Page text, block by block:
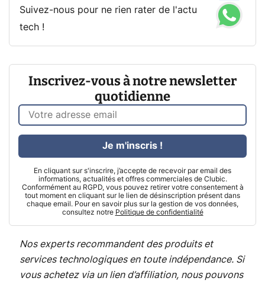
Suivez-nous pour ne rien rater de l'actu
tech !
Inscrivez-vous à notre newsletter
quotidienne
En cliquant sur s'inscrire, j’accepte de recevoir par email des
informations, actualités et offres commerciales de Clubic.
Conformément au RGPD, vous pouvez retirer votre consentement à
tout moment en cliquant sur le lien de désinscription présent dans
chaque email. Pour en savoir plus sur la gestion de vos données,
consultez notre Politique de confidentialité
Je m'inscris !
Nos experts recommandent des produits et
services technologiques en toute indépendance. Si
vous achetez via un lien d’affiliation, nous pouvons